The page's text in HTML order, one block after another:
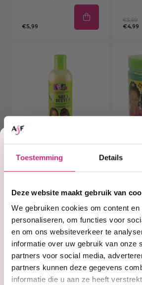
Toestemming Details
Deze website maakt gebruik van
We gebruiken cookies om content
personaliseren, om functies voor
en om ons websiteverkeer te
informatie over uw gebruik van onze
partners voor social media,
partners kunnen deze gegevens
informatie die u aan ze heeft
€5,99
€5,99
€4,99
Op voorraad
Africa's Best Kids
Butter
Lotion 355ml
€4,99 €5,99
op je
eerste